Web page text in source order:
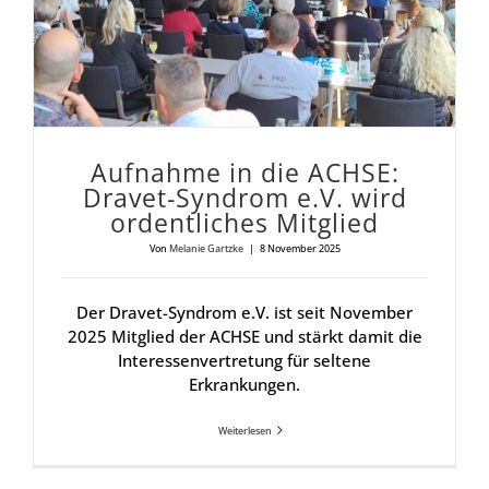
Auf­nah­me in die ACH­SE:
Dra­vet-Syn­drom e.V. wird
ordent­li­ches Mit­glied
Von Melanie Gartzke | 8 November 2025
Der Dravet-Syndrom e.V. ist seit November
2025 Mitglied der ACHSE und stärkt damit die
Interessenvertretung für seltene
Erkrankungen.
Weiterlesen